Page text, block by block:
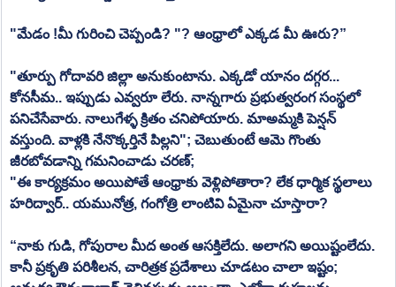
"మేడం !మీ గురించి చెప్పండి? "? ఆంధ్రాలో ఎక్కడ మీ ఊరు?”
"తూర్పు గోదావరి జిల్లా అనుకుంటాను. ఎక్కడో యానం దగ్గర...
కోనసీమ.. ఇప్పుడు ఎవ్వరూ లేరు. నాన్నగారు ప్రభుత్వరంగ సంస్థలో
పనిచేసేవారు. నాలుగేళ్ళ క్రితం చనిపోయారు. మాఅమ్మకి పెన్షన్
వస్తుంది. వాళ్లకి నేనొక్కర్తినే పిల్లని"; చెబుతుంటే ఆమె గొంతు
జీరబోవడాన్ని గమనించాడు చరణ్;
"ఈ కార్యక్రమం అయిపోతే ఆంధ్రాకు వెళ్లిపోతారా? లేక ధార్మిక స్థలాలు
హరిద్వార్.. యమునోత్ర, గంగోత్రి లాంటివి ఏమైనా చూస్తారా?
“నాకు గుడి, గోపురాల మీద అంత ఆసక్తిలేదు. అలాగని అయిష్టంలేదు.
కానీ ప్రకృతి పరిశీలన, చారిత్రక ప్రదేశాలు చూడటం చాలా ఇష్టం;